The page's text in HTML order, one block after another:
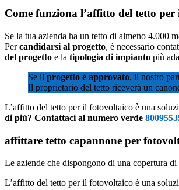
Come funziona l’affitto del tetto
Se la tua azienda ha un tetto di almeno 4.000
Percandidarsi al progetto, è necessario
del progetto e la tipologia di impianto più
Se il progetto è approvato, il nostro
Il proprietario del tetto riceverà un
L’affitto del tetto per il fotovoltaico è una
di più? Contattaci al numero verde
affittare tetto capannone per
Le aziende che dispongono di una copertura
L’affitto del tetto per il fotovoltaico è una